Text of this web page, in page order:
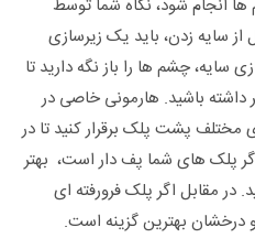
انجام شود، نگاه شما توسط
سایه زدن، باید یک زیرسازی
سایه، چشم ها را باز نگه دارید تا
داشته باشید. هارمونی خاصی در
پشت پلک برقرار کنید تا در
پلک های شما پف دار است، بهتر
مقابل اگر پلک فرورفته ای
درخشان بهترین گزینه است.